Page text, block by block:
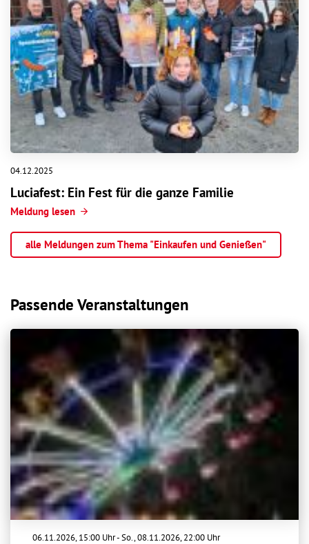
04.12.2025
Luciafest: Ein Fest für die ganze Familie
Meldung lesen
alle Meldungen zum Thema "Einkaufen und Genießen"
Passende Veranstaltungen
06.11.2026, 15:00 Uhr-So.,08.11.2026, 22:00 Uhr